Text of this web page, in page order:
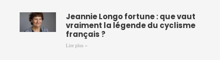
Jeannie Longo fortune : que vaut
vraiment la légende du cyclisme
français ?
Lire plus »